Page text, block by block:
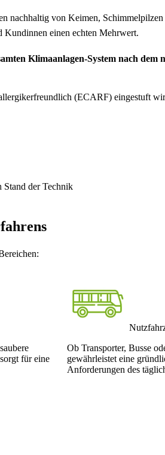
nachhaltig von Keimen,
Kundinnen einen echten Mehrwert.
Klimaanlagen-System nach
(ECARF) eingestuft
der Technik
für eine
Ob Transporter, Busse
gewährleistet eine
Anforderungen des